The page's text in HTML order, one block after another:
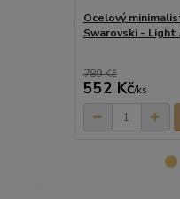
Ocelový
Swarovski -
789 Kč
552 Kč/ks